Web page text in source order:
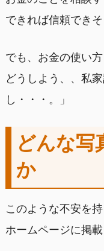
できれば信頼でき
でも、お金の使い
どうしよう、、私
し・・・。」
どんな写
か
このような不安を
ホームページに掲